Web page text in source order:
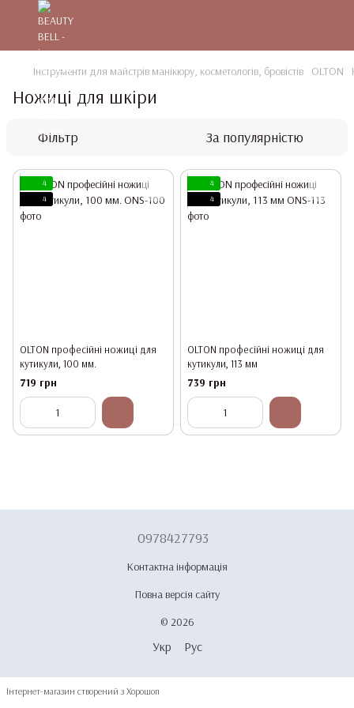
Інструменти для майстрів манікюру, косметологів, бровістів OLTON
Ножиці для шкіри
Фільтр За популярністю
4
4
OLTON професійні ножиці для
кутикули, 100 мм.
719 грн
4
4
OLTON професійні ножиці для
кутикули, 113 мм
739 грн
0978427793
Контактна інформація
Повна версія сайту
© 2026
Укр Рус
Інтернет-магазин створений з Хорошоп